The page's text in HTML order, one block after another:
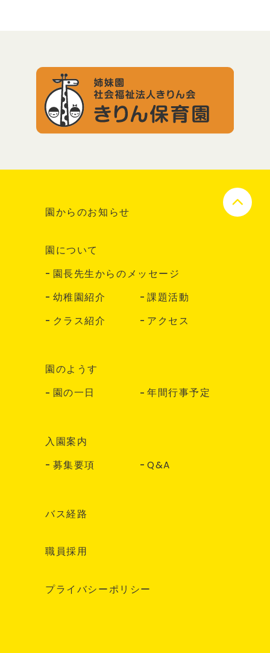
園からのお知らせ
園について
園長先生からのメッセージ
幼稚園紹介
課題活動
クラス紹介
アクセス
園のようす
園の一日
年間行事予定
入園案内
募集要項
Q&A
バス経路
職員採用
プライバシーポリシー